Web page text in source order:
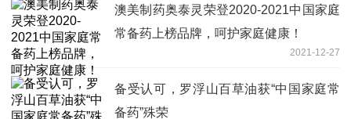
澳美制药奥泰灵荣登2020-2021中国家庭
常备药上榜品牌，呵护家庭健康！
2021-12-27
备受认可，罗浮山百草油获“中国家庭常
备药”殊荣